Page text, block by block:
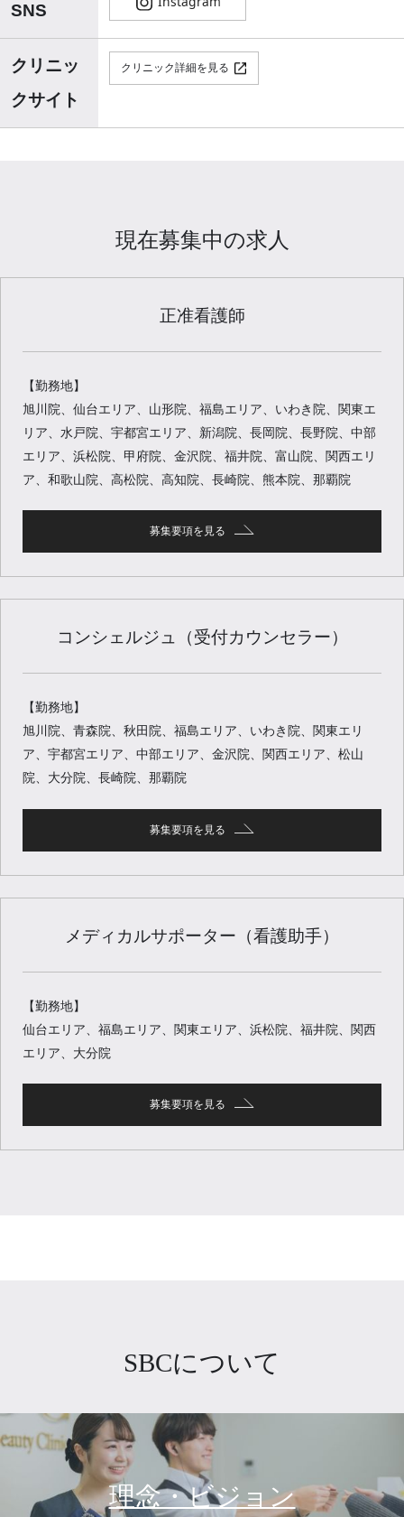
SNS
クリニッ
クサイト
クリニック詳細を見る
現在募集中の求人
正准看護師
【勤務地】
旭川院、仙台エリア、山形院、福島エリア、いわき院、関東エ
リア、水戸院、宇都宮エリア、新潟院、長岡院、長野院、中部
エリア、浜松院、甲府院、金沢院、福井院、富山院、関西エリ
ア、和歌山院、高松院、高知院、長崎院、熊本院、那覇院
募集要項を見る
コンシェルジュ（受付カウンセラー）
【勤務地】
旭川院、青森院、秋田院、福島エリア、いわき院、関東エリ
ア、宇都宮エリア、中部エリア、金沢院、関西エリア、松山
院、大分院、長崎院、那覇院
募集要項を見る
メディカルサポーター（看護助手）
【勤務地】
仙台エリア、福島エリア、関東エリア、浜松院、福井院、関西
エリア、大分院
募集要項を見る
SBCについて
理念・ビジョン